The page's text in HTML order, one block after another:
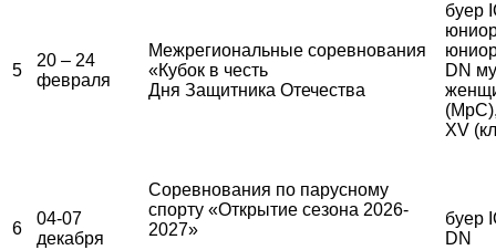
5
20 – 24
февраля
Межрегиональные соревнования
«Кубок в честь
Дня Защитника Отечества
буер
DN
XV
6
04-07
декабря
Соревнования по парусному
спорту «Открытие сезона 2026-
2027»
буер
DN